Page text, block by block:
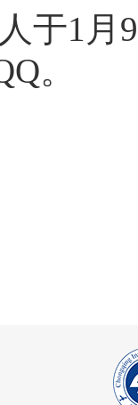
于1 月 9
。